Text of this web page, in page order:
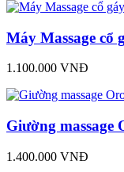
Máy Massage cổ
1.100.000 VNĐ
Giường massage
1.400.000 VNĐ